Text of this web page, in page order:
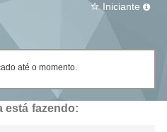
star_border Iniciante
até o momento.
está fazendo: